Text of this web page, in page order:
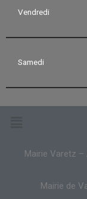
Vendredi
Samedi
Mairie Varetz –
Mairie de